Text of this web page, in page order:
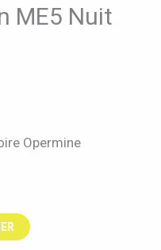
ME5 Nuit
Opermine